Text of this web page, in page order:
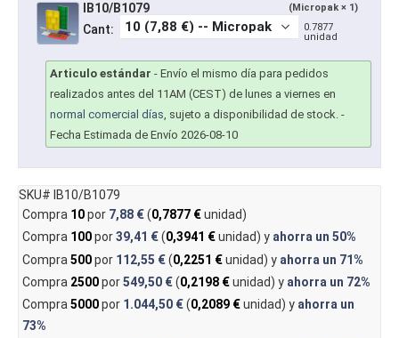
IB10/B1079 (Micropak × 1)
Cant:
0.7877
unidad
Articulo estándar - Envío el mismo día para pedidos
realizados antes del 11AM (CEST) de lunes a viernes en
normal comercial días, sujeto a disponibilidad de stock. -
Fecha Estimada de Envío 2026-08-10
SKU# IB10/B1079
Compra 10por 7,88 €(0,7877 €unidad)
Compra 100por39,41 €(0,3941 €unidad) y ahorra un 50%
Compra 500por 112,55 €(0,2251 €unidad) y ahorra un 71%
Compra 2500por549,50 €(0,2198 €unidad) y ahorra un 72%
Compra5000por 1.044,50 €(0,2089 €unidad) y ahorra un
73%